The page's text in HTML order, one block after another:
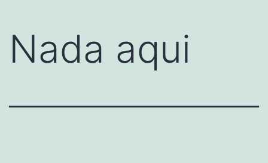
Nada aqui